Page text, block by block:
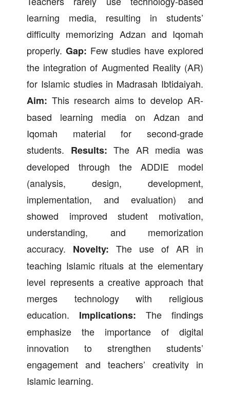
learning media, resulting in students’
difficulty memorizing Adzan and Iqomah
properly. Gap: Few studies have explored
the integration of Augmented Reality (AR)
for Islamic studies in Madrasah Ibtidaiyah.
Aim: This research aims to develop AR-
based learning media on Adzan and
Iqomah material for second-grade
students. Results: The AR media was
developed through the ADDIE model
(analysis, design, development,
implementation, and evaluation) and
showed improved student motivation,
understanding, and memorization
accuracy. Novelty: The use of AR in
teaching Islamic rituals at the elementary
level represents a creative approach that
merges technology with religious
education. Implications: The findings
emphasize the importance of digital
innovation to strengthen students’
engagement and teachers’ creativity in
Islamic learning.